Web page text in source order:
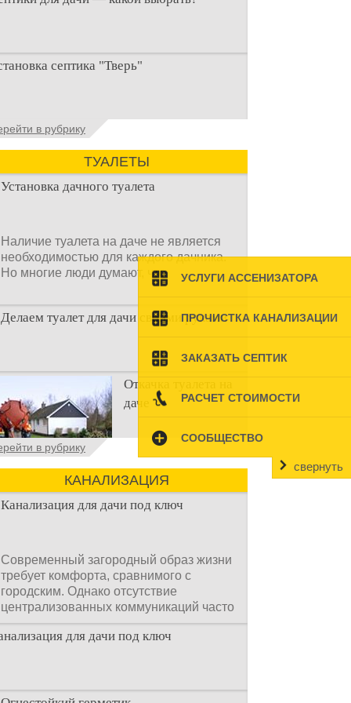
УСЛУГИ АССЕНИЗАТОРА
ПРОЧИСТКА КАНАЛИЗАЦИИ
ЗАКАЗАТЬ СЕПТИК
РАСЧЕТ СТОИМОСТИ
СООБЩЕСТВО
свернуть
строительстве дачи одной из
задач становится
септика "Тверь"
септика Тверь - важнейший
утилизации сточных вод в частных
и на загородных
в рубрику
ТУАЛЕТЫ
Установка дачного туалета
Наличие туалета на даче не является
необходимостью для каждого дачника.
Но многие люди думают, что
Делаем туалет для дачи своими руками
Туалеты для дачи – это устройства, с
которых начинается благоустройство
дачного участка, частного
Откачка туалета на
даче
Туалет на даче – это
первая постройка,
которая изначально
строится на дачном
участке. Она может
в рубрику
КАНАЛИЗАЦИЯ
Канализация для дачи под ключ
Современный загородный образ жизни
требует комфорта, сравнимого с
городским. Однако отсутствие
централизованных коммуникаций часто
становится главным препятствием.
Многие владельцы ошибочно полагают,
для дачи под ключ